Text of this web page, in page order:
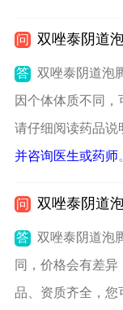
问 双唑泰阴道
答 双唑泰阴道泡
因个体体质不同
请仔细阅读药品说
并咨询医生或药师
问 双唑泰阴道
答
双唑泰阴道泡
同，价格会有差
品、资质齐全，您